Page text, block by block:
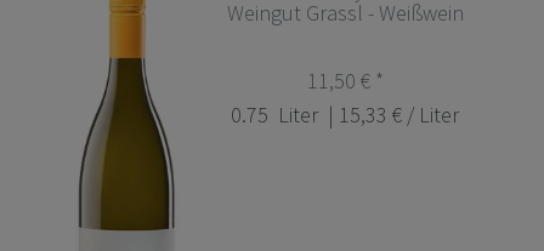
Weingut Grassl - Weißwein
11,50 € *
0.75 Liter | 15,33 € / Liter